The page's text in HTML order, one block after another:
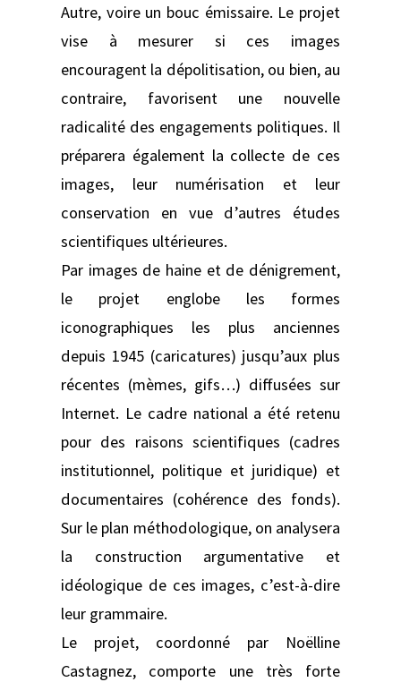
Autre, voire un bouc émissaire. Le projet
vise à mesurer si ces images
encouragent la dépolitisation, ou bien, au
contraire, favorisent une nouvelle
radicalité des engagements politiques. Il
préparera également la collecte de ces
images, leur numérisation et leur
conservation en vue d’autres études
scientifiques ultérieures.
Par images de haine et de dénigrement,
le projet englobe les formes
iconographiques les plus anciennes
depuis 1945 (caricatures) jusqu’aux plus
récentes (mèmes, gifs…) diffusées sur
Internet. Le cadre national a été retenu
pour des raisons scientifiques (cadres
institutionnel, politique et juridique) et
documentaires (cohérence des fonds).
Sur le plan méthodologique, on analysera
la construction argumentative et
idéologique de ces images, c’est-à-dire
leur grammaire.
Le projet, coordonné par Noëlline
Castagnez, comporte une très forte